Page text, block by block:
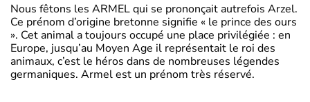
Nous fêtons les ARMEL qui se prononçait autrefois Arzel.
Ce prénom d’origine bretonne signifie « le prince des ours
». Cet animal a toujours occupé une place privilégiée : en
Europe, jusqu’au Moyen Age il représentait le roi des
animaux, c’est le héros dans de nombreuses légendes
germaniques. Armel est un prénom très réservé.